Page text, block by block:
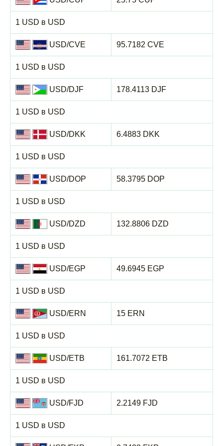
1 USD в USD
USD/CVE
1 USD в USD
95.7182 CVE
USD/DJF
1 USD в USD
178.4113 DJF
USD/DKK
1 USD в USD
6.4883 DKK
USD/DOP
1 USD в USD
58.3795 DOP
USD/DZD
1 USD в USD
132.8806 DZD
USD/EGP
1 USD в USD
49.6945 EGP
USD/ERN
1 USD в USD
15 ERN
USD/ETB
1 USD в USD
161.7072 ETB
USD/FJD
1 USD в USD
2.2149 FJD